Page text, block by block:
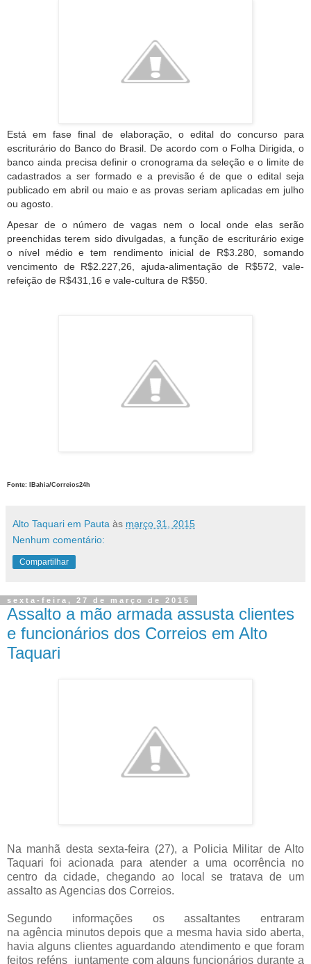
Está em fase final de elaboração, o edital do concurso para
escriturário do Banco do Brasil. De acordo com o Folha Dirigida, o
banco ainda precisa definir o cronograma da seleção e o limite de
cadastrados a ser formado e a previsão é de que o edital seja
publicado em abril ou maio e as provas seriam aplicadas em julho
ou agosto.
Apesar de o número de vagas nem o local onde elas serão
preenchidas terem sido divulgadas, a função de escriturário exige
o nível médio e tem rendimento inicial de R$3.280, somando
vencimento de R$2.227,26, ajuda-alimentação de R$572, vale-
refeição de R$431,16 e vale-cultura de R$50.
Fonte: IBahia/Correios24h
Alto Taquari em Pauta às março 31, 2015
Nenhum comentário:
Compartilhar
sexta-feira, 27 de março de 2015
Assalto a mão armada assusta clientes
e funcionários dos Correios em Alto
Taquari
Na manhã desta sexta-feira (27), a Policia Militar de Alto
Taquari foi acionada para atender a uma ocorrência no
centro da cidade, chegando ao local se tratava de um
assalto as Agencias dos Correios.
Segundo informações os assaltantes entraram
na agência minutos depois que a mesma havia sido aberta,
havia alguns clientes aguardando atendimento e que foram
feitos reféns juntamente com alguns funcionários durante a